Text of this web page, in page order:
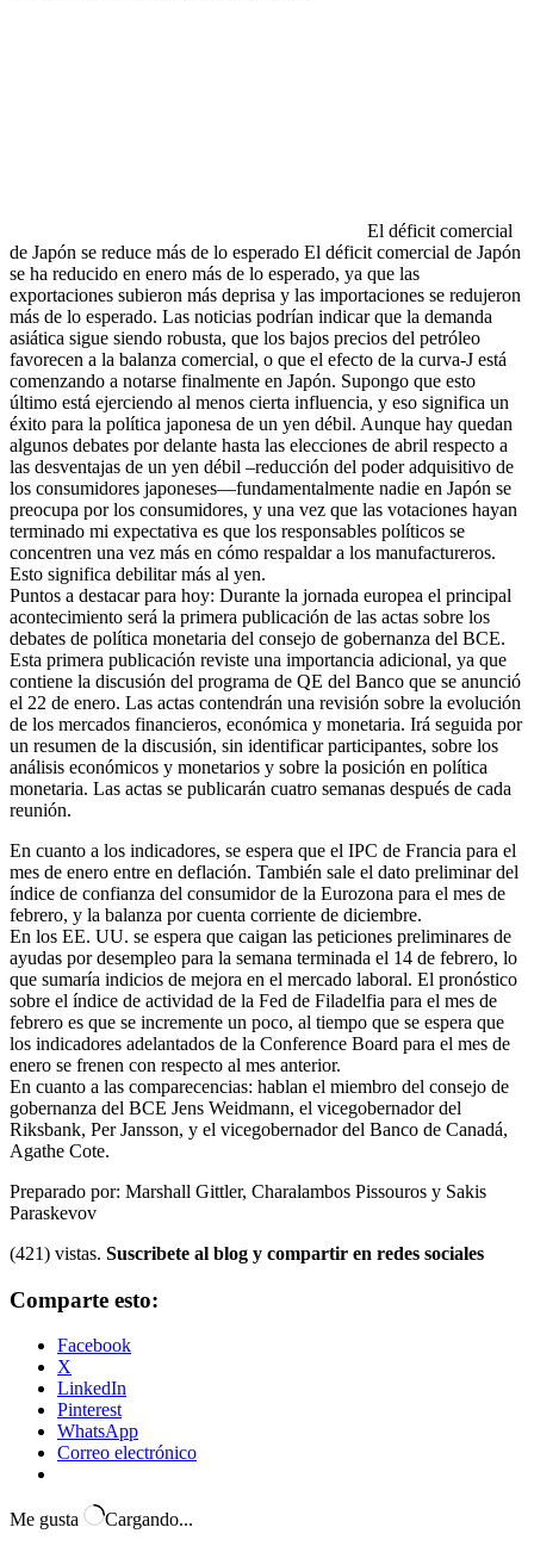
El déficit comercial
de Japón se reduce más de lo esperado El déficit comercial de Japón
se ha reducido en enero más de lo esperado, ya que las
exportaciones subieron más deprisa y las importaciones se redujeron
más de lo esperado. Las noticias podrían indicar que la demanda
asiática sigue siendo robusta, que los bajos precios del petróleo
favorecen a la balanza comercial, o que el efecto de la curva-J está
comenzando a notarse finalmente en Japón. Supongo que esto
último está ejerciendo al menos cierta influencia, y eso significa un
éxito para la política japonesa de un yen débil. Aunque hay quedan
algunos debates por delante hasta las elecciones de abril respecto a
las desventajas de un yen débil –reducción del poder adquisitivo de
los consumidores japoneses—fundamentalmente nadie en Japón se
preocupa por los consumidores, y una vez que las votaciones hayan
terminado mi expectativa es que los responsables políticos se
concentren una vez más en cómo respaldar a los manufactureros.
Esto significa debilitar más al yen.
Puntos a destacar para hoy: Durante la jornada europea el principal
acontecimiento será la primera publicación de las actas sobre los
debates de política monetaria del consejo de gobernanza del BCE.
Esta primera publicación reviste una importancia adicional, ya que
contiene la discusión del programa de QE del Banco que se anunció
el 22 de enero. Las actas contendrán una revisión sobre la evolución
de los mercados financieros, económica y monetaria. Irá seguida por
un resumen de la discusión, sin identificar participantes, sobre los
análisis económicos y monetarios y sobre la posición en política
monetaria. Las actas se publicarán cuatro semanas después de cada
reunión.
En cuanto a los indicadores, se espera que el IPC de Francia para el
mes de enero entre en deflación. También sale el dato preliminar del
índice de confianza del consumidor de la Eurozona para el mes de
febrero, y la balanza por cuenta corriente de diciembre.
En los EE. UU. se espera que caigan las peticiones preliminares de
ayudas por desempleo para la semana terminada el 14 de febrero, lo
que sumaría indicios de mejora en el mercado laboral. El pronóstico
sobre el índice de actividad de la Fed de Filadelfia para el mes de
febrero es que se incremente un poco, al tiempo que se espera que
los indicadores adelantados de la Conference Board para el mes de
enero se frenen con respecto al mes anterior.
En cuanto a las comparecencias: hablan el miembro del consejo de
gobernanza del BCE Jens Weidmann, el vicegobernador del
Riksbank, Per Jansson, y el vicegobernador del Banco de Canadá,
Agathe Cote.
Preparado por: Marshall Gittler, Charalambos Pissouros y Sakis
Paraskevov
(421) vistas. Suscribete al blog y compartir en redes sociales
Comparte esto:
Facebook
X
LinkedIn
Pinterest
WhatsApp
Correo electrónico
Me gusta Cargando...